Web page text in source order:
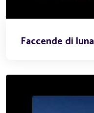
Faccende di luna